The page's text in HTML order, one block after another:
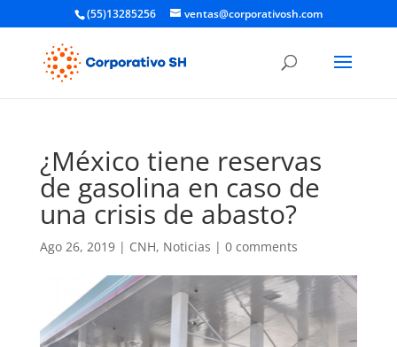
(55)13285256 ventas@corporativosh.com
¿México tiene reservas
de gasolina en caso de
una crisis de abasto?
Ago 26, 2019| CNH, Noticias | 0 comments